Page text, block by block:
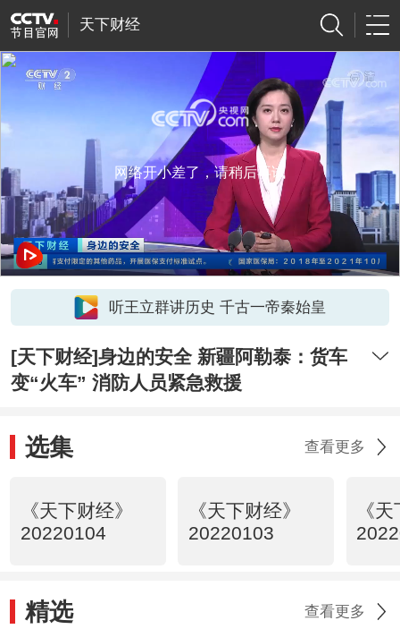
天下财经
网络开小差了，请稍后再试
听王立群讲历史 千古一帝秦始皇
[天下财经]身边的安全 新疆阿勒泰：货车
变“火车” 消防人员紧急救援
选集 查看更多
《天下财经》
20220104
《天下财经》
20220103
《
精选 查看更多